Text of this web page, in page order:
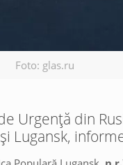
Foto: glas.ru
Urgență din
Lugansk,